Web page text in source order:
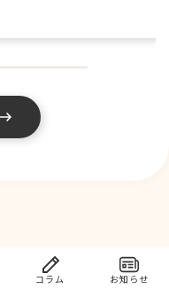
コラム お知らせ